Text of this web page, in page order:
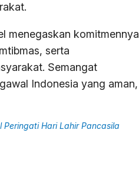
menegaskan komitmennya
serta
Semangat
Indonesia yang aman,
Peringati Hari Lahir Pancasila